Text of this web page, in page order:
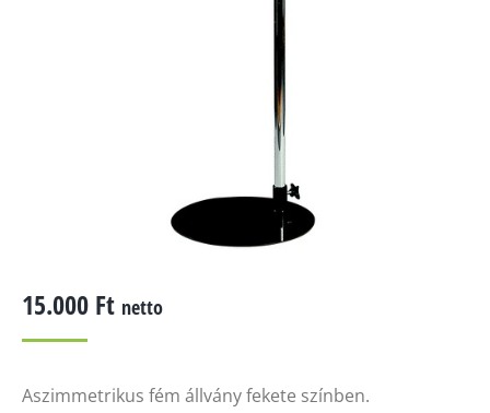
15.000 Ft netto
Aszimmetrikus fém állvány fekete színben.